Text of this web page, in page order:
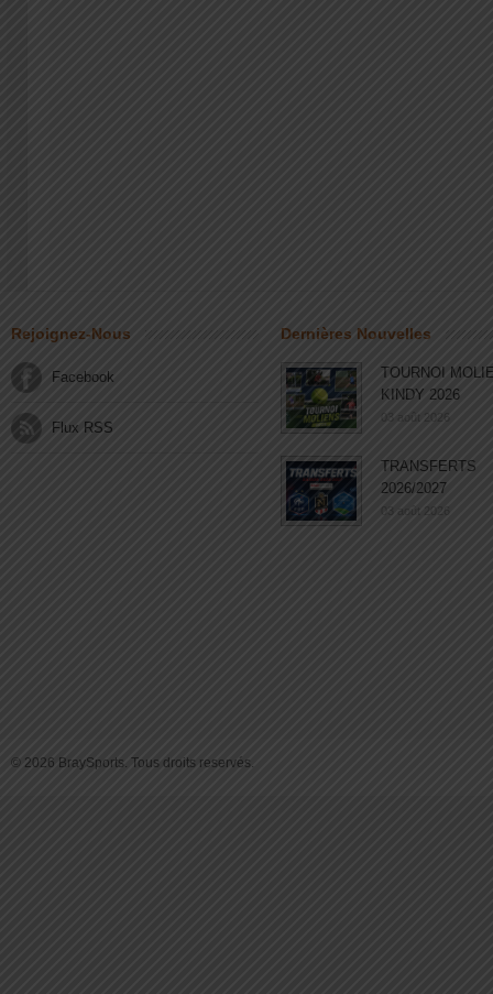
Rejoignez-Nous
Facebook
Flux RSS
Dernières Nouvelles
TOURNOI
KINDY 2026
03 août 2026
TRANSFERTS
2026/2027
03 août 2026
© 2026 BraySports. Tous droits reservés.